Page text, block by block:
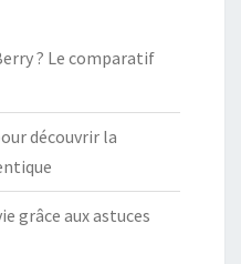
? Le comparatif
découvrir la
grâce aux astuces